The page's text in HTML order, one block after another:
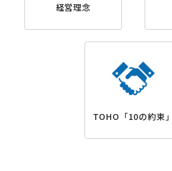
経営理念
TOHO「10の約束」